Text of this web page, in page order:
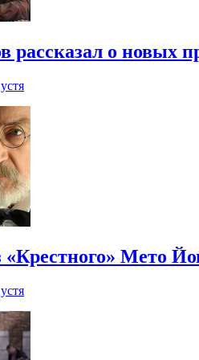
о новых
«Крестного» Мето